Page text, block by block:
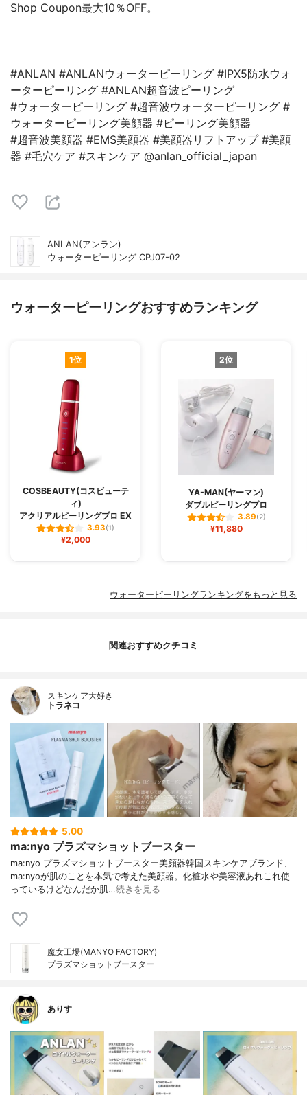
Shop Coupon最大10％OFF。
#ANLAN #ANLANウォーターピーリング #IPX5防水ウォ
ーターピーリング #ANLAN超音波ピーリング
#ウォーターピーリング #超音波ウォーターピーリング #
ウォーターピーリング美顔器 #ピーリング美顔器
#超音波美顔器 #EMS美顔器 #美顔器リフトアップ #美顔
器 #毛穴ケア #スキンケア @anlan_official_japan
ANLAN(アンラン)
ウォーターピーリング CPJ07-02
ウォーターピーリングおすすめランキング
1位
COSBEAUTY(コスビューテ
ィ)
アクリアルピーリングプロ EX
3.93(1)
¥2,000
2位
YA-MAN(ヤーマン)
ダブルピーリングプロ
3.89(2)
¥11,880
ウォーターピーリングランキングをもっと見る
関連おすすめクチコミ
スキンケア大好き
トラネコ
5.00
ma:nyo プラズマショットブースター
ma:nyo プラズマショットブースター美顔器韓国スキンケアブランド、
ma:nyoが肌のことを本気で考えた美顔器。化粧水や美容液あれこれ使
っているけどなんだか肌…続きを見る
魔女工場(MANYO FACTORY)
プラズマショットブースター
ありす